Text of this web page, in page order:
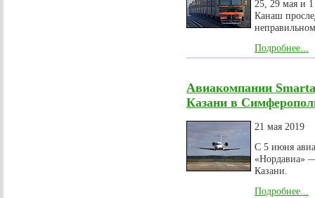
25, 29 мая и
Канаш
Подробнее...
Авиакомпании
Казани в
21 мая 2019
С 5 июня
«Нордавиа»
Казани.
Подробнее...